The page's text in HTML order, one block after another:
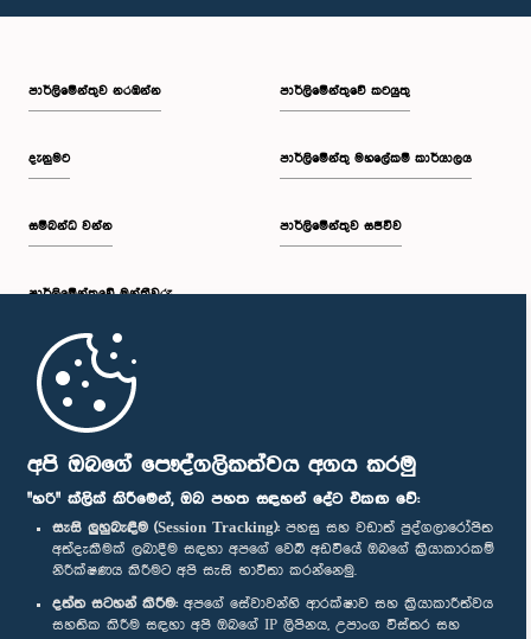
අපි ඔබගේ පෞද්ගලිකත්වය අගය කරමු
"හරි" ක්ලික් කිරීමෙන්, ඔබ පහත සඳහන් දේට එකඟ වේ:
සැසි ලුහුබැඳීම (Session Tracking): පහසු සහ වඩාත් පුද්ගලාරෝපිත
අත්දැකීමක් ලබාදීම සඳහා අපගේ වෙබ් අඩවියේ ඔබගේ ක්‍රියාකාරකම්
නිරීක්ෂණය කිරීමට අපි සැසි භාවිතා කරන්නෙමු.
දත්ත සටහන් කිරීම: අපගේ සේවාවන්හි ආරක්ෂාව සහ ක්‍රියාකාරීත්වය
සහතික කිරීම සඳහා අපි ඔබගේ IP ලිපිනය, උපාංග විස්තර සහ
පාර්ලි‌මේන්තුව නරඹන්න
දැනුමට
සම්බන්ධ වන්න
පාර්ලි‌මේන්තුවේ මන්ත්‍රීවරු
මුල් පිටුව
පාර්ලිමේන්තුවේ කටයුතු
පාර්ලිමේන්තු මහලේකම් කාර්යාලය
පාර්ලිමේන්තුව සජීවීව
පාර්ලිමේන්තු ජංගම යෙදුම
අප හා සම්බන්ධ වී සිටින්න :